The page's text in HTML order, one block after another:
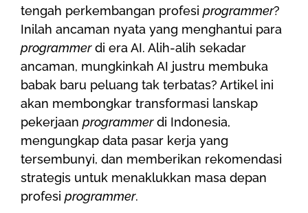
tengah perkembangan profesi programmer?
Inilah ancaman nyata yang menghantui para
programmerdi era AI. Alih-alih sekadar
ancaman, mungkinkah AI justru membuka
babak baru peluang tak terbatas? Artikel ini
akan membongkar transformasi lanskap
pekerjaan programmerdi Indonesia,
mengungkap data pasar kerja yang
tersembunyi, dan memberikan rekomendasi
strategis untuk menaklukkan masa depan
profesi programmer.